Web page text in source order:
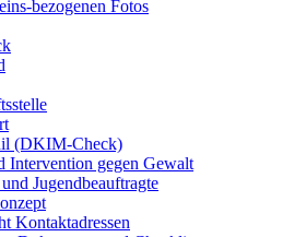
bezogenen Fotos
(DKIM-Check)
Intervention gegen Gewalt
Jugendbeauftragte
Kontaktadressen